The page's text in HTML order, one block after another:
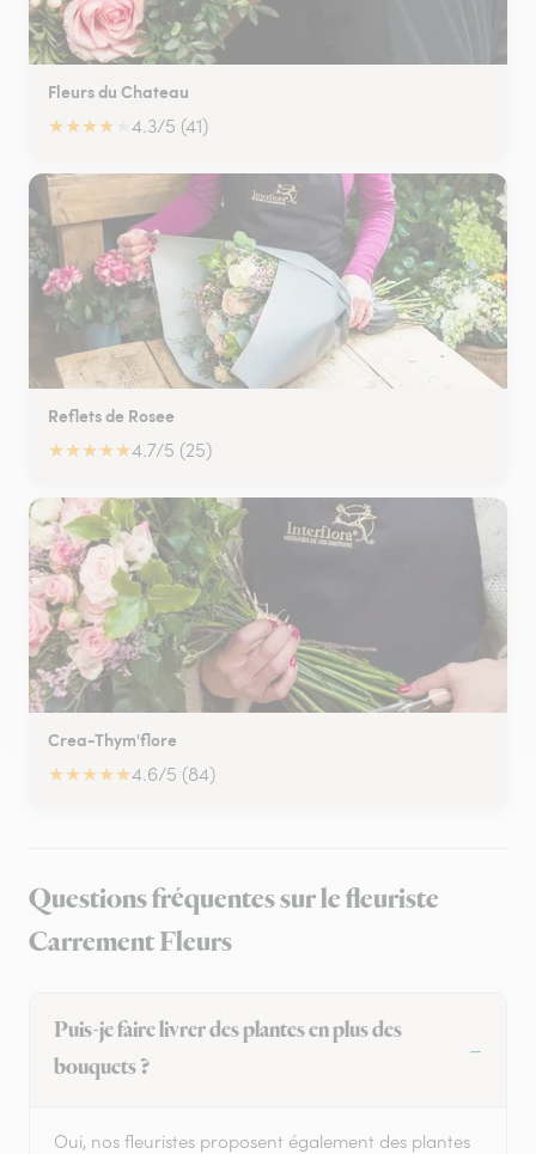
Fleurs du Chateau
★★★★ 4.3/5 (41)
Reflets de Rosee
★★★★★4.7/5 (25)
Crea-Thym'flore
★★★★★4.6/5 (84)
Questions fréquentes sur le fleuriste
Carrement Fleurs
Puis-je faire livrer des plantes en plus des
bouquets ?
Oui, nos fleuristes proposent également des plantes